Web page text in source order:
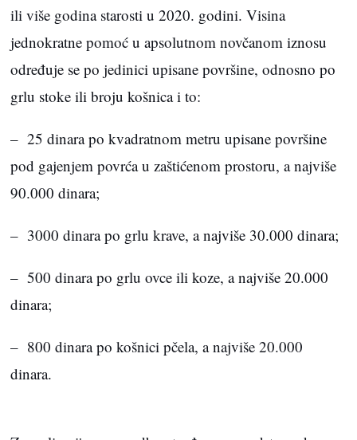
ili više godina starosti u 2020. godini. Visina
jednokratne pomoć u apsolutnom novčanom iznosu
određuje se po jedinici upisane površine, odnosno po
grlu stoke ili broju košnica i to:
– 25 dinara po kvadratnom metru upisane površine
pod gajenjem povrća u zaštićenom prostoru, a najviše
90.000 dinara;
– 3000 dinara po grlu krave, a najviše 30.000 dinara;
– 500 dinara po grlu ovce ili koze, a najviše 20.000
dinara;
– 800 dinara po košnici pčela, a najviše 20.000
dinara.